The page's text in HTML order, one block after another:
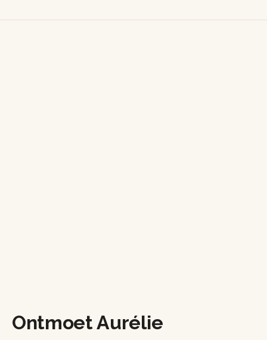
Ontmoet Aurélie